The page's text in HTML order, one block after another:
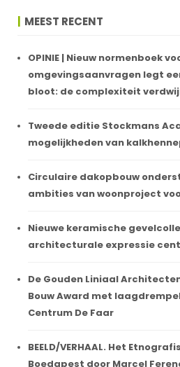
MEEST RECENT
OPINIE | Nieuw normenboek
omgevingsaanvragen legt
bloot: de complexiteit
Tweede editie Stockmans
mogelijkheden van
Circulaire dakopbouw
ambities van woonproject
Nieuwe keramische
architecturale expressie
De Gouden Liniaal
Bouw Award met
Centrum De Faar
BEELD/VERHAAL. Het
Boedapest door Marcel